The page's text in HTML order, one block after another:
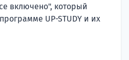
включено", который
UP-STUDY и их